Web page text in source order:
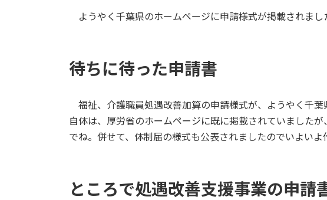
新
ようやく千葉県のホームページに申請様式が掲載されまし
待ちに待った申請書
福祉、介護職員処遇改善加算の申請様式が、ようやく千
自体は、厚労省のホームページに既に掲載されていました
でね。併せて、体制届の様式も公表されましたのでいよいよ
ところで処遇改善支援事業の申請